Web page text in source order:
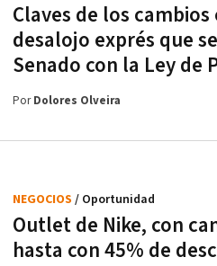
Claves de los
desalojo exprés que
Senado con la Ley de
PorDolores Olveira
Outlet de Nike, con
hasta con 45% de
NEGOCIOS / Oportunidad